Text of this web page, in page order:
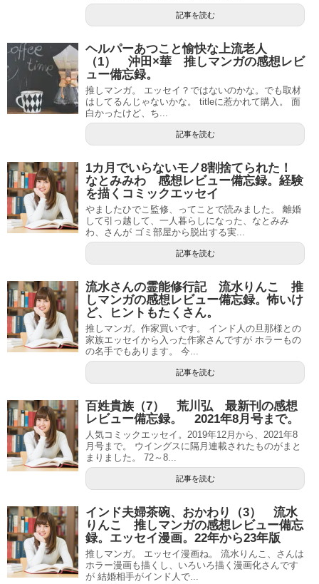
記事を読む
ヘルパーあつこと愉快な上流老人
（1） 沖田×華 推しマンガの感想レビ
ュー備忘録。
推しマンガ。 エッセイ？ではないのかな。でも取材
はしてるんじゃないかな。 titleに惹かれて購入。 面
白かったけど、ち...
記事を読む
1カ月でいらないモノ8割捨てられた！
なとみみわ 感想レビュー備忘録。経験
を描くコミックエッセイ
やましたひでこ監修、ってことで読みました。 離婚
して引っ越して、一人暮らしになった、なとみみ
わ、さんが ゴミ部屋から脱出する実...
記事を読む
流水さんの霊能修行記 流水りんこ 推
しマンガの感想レビュー備忘録。怖いけ
ど、ヒントもたくさん。
推しマンガ。作家買いです。 インド人の旦那様との
家族エッセイから入った作家さんですが ホラーもの
の名手でもあります。 今...
記事を読む
百姓貴族（7） 荒川弘 最新刊の感想
レビュー備忘録。 2021年8月号まで。
人気コミックエッセイ。2019年12月から、2021年8
月号まで。 ウイングスに隔月連載されたものがまと
まりました。 72～8...
記事を読む
インド夫婦茶碗、おかわり（3） 流水
りんこ 推しマンガの感想レビュー備忘
録。エッセイ漫画。22年から23年版
推しマンガ。 エッセイ漫画ね。 流水りんこ、さんは
ホラー漫画も描くし、いろいろ描く漫画化さんです
が 結婚相手がインド人で...